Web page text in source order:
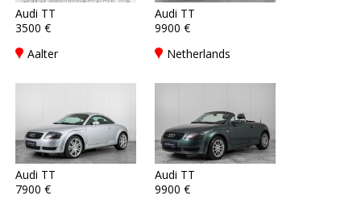
Audi TT
3500 €
Aalter
Audi TT
9900 €
Netherlands
Audi TT
7900 €
Audi TT
9900 €